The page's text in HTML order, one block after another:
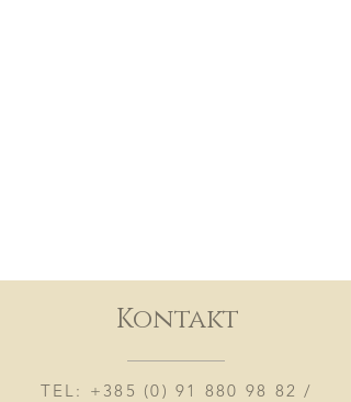
Kontakt
TEL: +385 (0) 91 880 98 82 /